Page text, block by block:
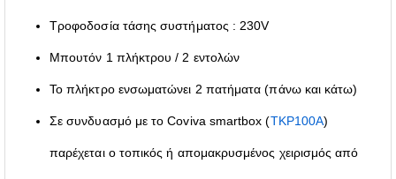
Τροφοδοσία τάσης συστήματος : 230V
Μπουτόν 1 πλήκτρου / 2 εντολών
Το πλήκτρο ενσωματώνει 2 πατήματα (πάνω και κάτω)
Σε συνδυασμό με το Coviva smartbox (TKP100A)
παρέχεται ο τοπικός ή απομακρυσμένος χειρισμός από